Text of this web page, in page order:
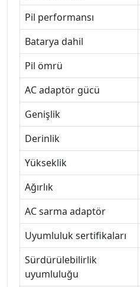
Pil performansı
Batarya dahil
Pil ömrü
AC adaptör gücü
Genişlik
Derinlik
Yükseklik
Ağırlık
AC sarma adaptör
Uyumluluk sertifikaları
Sürdürülebilirlik
uyumluluğu